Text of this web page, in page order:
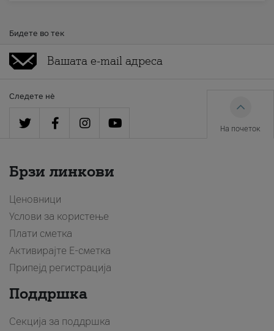
Бидете во тек
Следете нè
На почеток
Брзи линкови
Ценовници
Услови за користење
Плати сметка
Активирајте Е-сметка
Припејд регистрација
Поддршка
Секција за поддршка